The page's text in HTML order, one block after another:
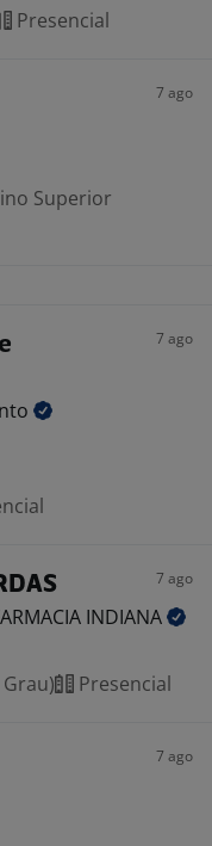
Presencial
7 ago
Superior
7 ago
7 ago
INDIANA
Presencial
7 ago